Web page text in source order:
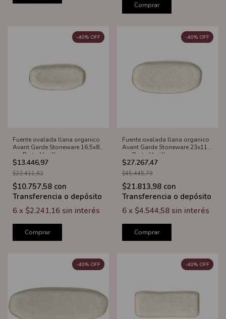
Comprar
Fuente ovalada llana organico
Avant Garde Stoneware 16,5x8
cm Porto Vanilla
$13.446,97
-40% OFF
$22.411,62
$10.757,58 con
Transferencia o depósito
6 x $2.241,16 sin interés
Comprar
Fuente ovalada llana organico
Avant Garde Stoneware 23x11
cm Porto Vanilla
$27.267,47
-40% OFF
$45.445,79
$21.813,98 con
Transferencia o depósito
6 x $4.544,58 sin interés
Comprar
-40% OFF -40% OFF